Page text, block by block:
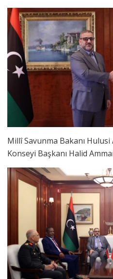
Millî Savunma Bakanı
Konseyi Başkanı Halid